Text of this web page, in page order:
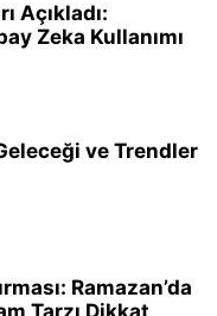
Açıkladı:
Zeka Kullanımı
ve Trendler
Ramazan’da
Tarzı Dikkat